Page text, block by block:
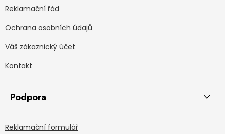
Reklamační řád
Ochrana osobních údajů
Váš zákaznický účet
Kontakt
Podpora
Reklamační formulář